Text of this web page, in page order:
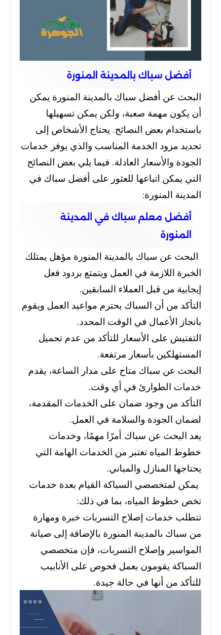
أفضل سباك بالمدينة المنورة
البحث عن أفضل سباك بالمدينة المنورة يمكن
أن يكون مهمة صعبة، ولكن يمكن تسهيلها
باستخدام بعض النصائح. يحتاج الأشخاص إلى
تحديد مزود الخدمة المناسب والذي يوفر خدمات
الجودة والأسعار العادلة. فيما يلي بعض النصائح
التي يمكن اتباعها للعثور على أفضل سباك في
المدينة المنورة:
أفضل معلم سباك في المدينة
المنورة
البحث عن سباك بالمدينة المنورة مؤهل يمتلك
الخبرة اللازمة في العمل ويتمتع بردود فعل
إيجابية من قبل العملاء السابقين.
التأكد من أن السباك يحترم مواعيد العمل ويقوم
بانجاز الأعمال في الوقت المحدد.
التفتيش على الأسعار للتأكد من عدم تحميل
المستهلكين بأسعار مرتفعة.
البحث عن سباك متاح على مدار الساعة، يقدم
خدمات الطوارئ في أي وقت.
التأكد من وجود ضمان على الخدمات المقدمة،
لضمان الجودة والسلامة في العمل.
يعد البحث عن سباك أمرًا مهمًا، وخدمات
خطوط المياه تعتبر من الخدمات الهامة التي
يحتاجها المنازل والمباني.
يمكن لمتخصصي السباكة القيام بعدة خدمات
تخص خطوط المياه، بما في ذلك:
تتطلب خدمات إصلاح التسربات خبرة ومهارة
من سباك بالمدينة المنورة بالإضافة إلى صيانة
المواسير وإصلاح التسربات، فإن متخصصي
السباكة يقومون بعمل فحوص على الأنابيب
للتأكد من أنها في حالة جيدة.